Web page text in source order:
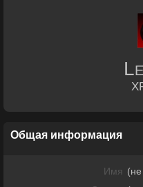
Общая информация
Имя (не